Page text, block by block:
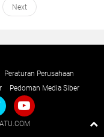
Next
Peraturan Perusahaan
Pedoman Media Siber